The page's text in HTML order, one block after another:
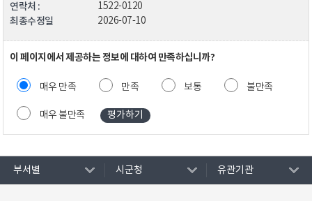
연락처 : 1522-0120
최종수정일 2026-07-10
이 페이지에서 제공하는 정보에 대하여 만족하십니까?
매우 만족 만족 보통 불만족
매우 불만족
부서별 시군청 유관기관